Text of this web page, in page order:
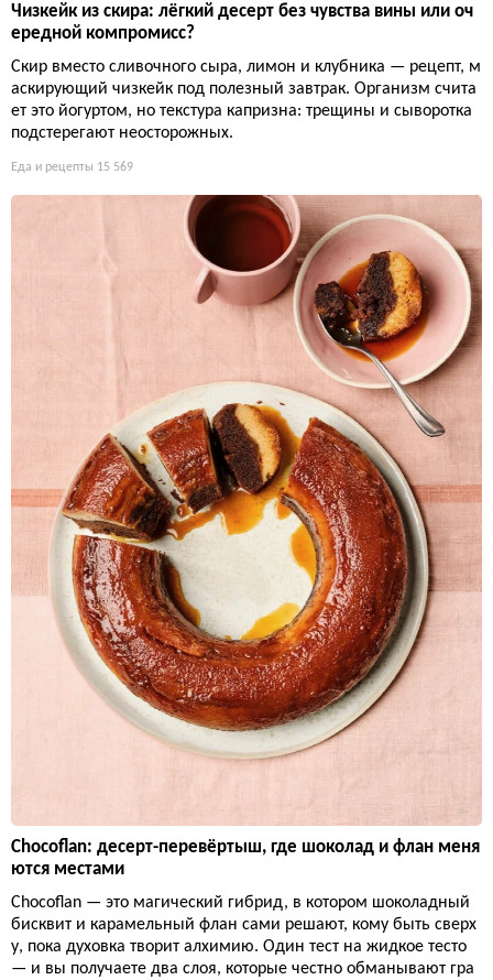
Чизкейк из скира: лёгкий десерт без чувства вины или оч
ередной компромисс?
Скир вместо сливочного сыра, лимон и клубника — рецепт, м
аскирующий чизкейк под полезный завтрак. Организм счита
ет это йогуртом, но текстура капризна: трещины и сыворотка
подстерегают неосторожных.
Еда и рецепты 15 569
Chocoflan: десерт-перевёртыш, где шоколад и флан меня
ются местами
Chocoflan — это магический гибрид, в котором шоколадный
бисквит и карамельный флан сами решают, кому быть сверх
у, пока духовка творит алхимию. Один тест на жидкое тесто
— и вы получаете два слоя, которые честно обманывают гра